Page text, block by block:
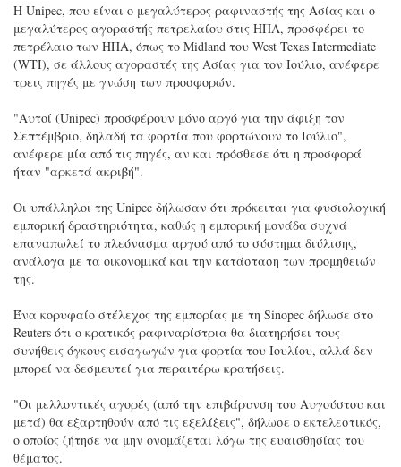
Η Unipec, που είναι ο μεγαλύτερος ραφιναστής της Ασίας και ο
μεγαλύτερος αγοραστής πετρελαίου στις ΗΠΑ, προσφέρει το
πετρέλαιο των ΗΠΑ, όπως το Midland του West Texas Intermediate
(WTI), σε άλλους αγοραστές της Ασίας για τον Ιούλιο, ανέφερε
τρεις πηγές με γνώση των προσφορών.
"Αυτοί (Unipec) προσφέρουν μόνο αργό για την άφιξη τον
Σεπτέμβριο, δηλαδή τα φορτία που φορτώνουν το Ιούλιο",
ανέφερε μία από τις πηγές, αν και πρόσθεσε ότι η προσφορά
ήταν "αρκετά ακριβή".
Οι υπάλληλοι της Unipec δήλωσαν ότι πρόκειται για φυσιολογική
εμπορική δραστηριότητα, καθώς η εμπορική μονάδα συχνά
επαναπωλεί το πλεόνασμα αργού από το σύστημα διύλισης,
ανάλογα με τα οικονομικά και την κατάσταση των προμηθειών
της.
Ένα κορυφαίο στέλεχος της εμπορίας με τη Sinopec δήλωσε στο
Reuters ότι ο κρατικός ραφιναρίστρια θα διατηρήσει τους
συνήθεις όγκους εισαγωγών για φορτία του Ιουλίου, αλλά δεν
μπορεί να δεσμευτεί για περαιτέρω κρατήσεις.
"Οι μελλοντικές αγορές (από την επιβάρυνση του Αυγούστου και
μετά) θα εξαρτηθούν από τις εξελίξεις", δήλωσε ο εκτελεστικός,
ο οποίος ζήτησε να μην ονομάζεται λόγω της ευαισθησίας του
θέματος.